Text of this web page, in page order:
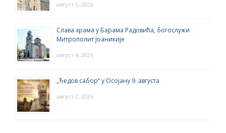
август 5, 2026
Слава храма у Барама Радовића, богослужи
Митрополит Јоаникије
август 4, 2026
„Ђедов сабор“ у Осојану 9. августа
август 2, 2026